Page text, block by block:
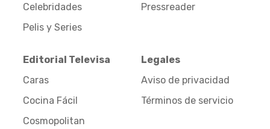
Celebridades
Pelis y Series
Pressreader
Editorial Televisa
Caras
Cocina Fácil
Cosmopolitan
Legales
Aviso de privacidad
Términos de servicio